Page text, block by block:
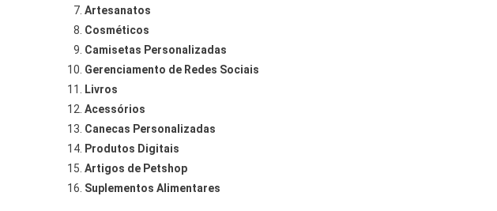
Artesanatos
Cosméticos
Camisetas Personalizadas
Gerenciamento de Redes Sociais
Livros
Acessórios
Canecas Personalizadas
Produtos Digitais
Artigos de Petshop
Suplementos Alimentares